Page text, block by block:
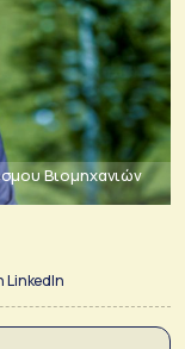
Βιομηχανιών
LinkedIn